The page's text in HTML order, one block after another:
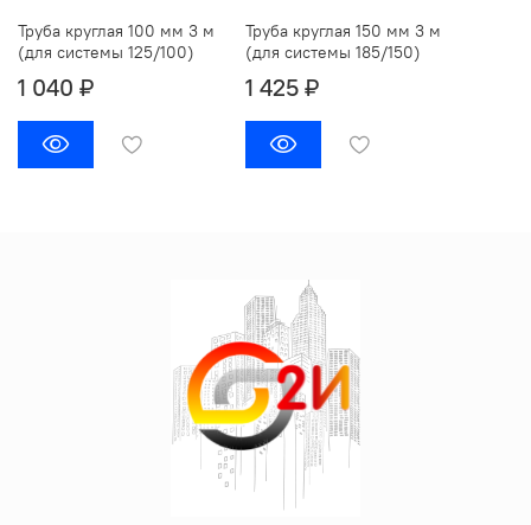
Труба круглая 100 мм 3 м
(для системы 125/100)
1 040 ₽
Труба круглая 150 мм 3 м
(для системы 185/150)
1 425 ₽